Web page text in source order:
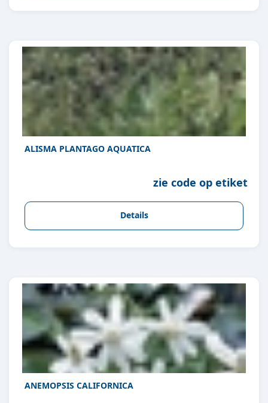
ALISMA PLANTAGO AQUATICA
zie code op etiket
Details
ANEMOPSIS CALIFORNICA